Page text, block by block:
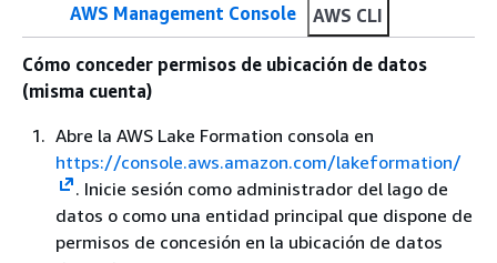
AWS Management Console AWS CLI
Cómo conceder permisos de ubicación de datos
(misma cuenta)
Abre la AWS Lake Formation consola en
https://console.aws.amazon.com/lakeformation/
. Inicie sesión como administrador del lago de
datos o como una entidad principal que dispone de
permisos de concesión en la ubicación de datos